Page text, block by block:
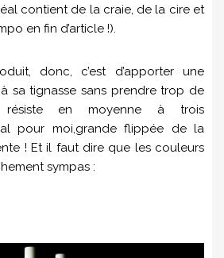
contient de la craie, de la cire et
en fin d’article !).
donc, c’est d’apporter une
sa tignasse sans prendre trop de
résiste en moyenne à trois
pour moi,grande flippée de la
! Et il faut dire que les couleurs
sympas :